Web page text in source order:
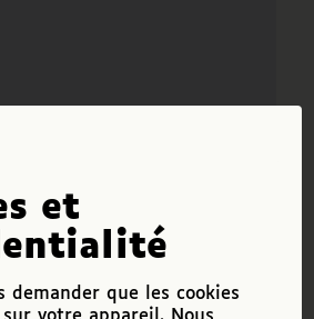
et
demander que les cookies